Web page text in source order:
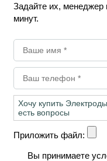
Задайте их, менеджер
минут.
Приложить файл:
Вы принимаете